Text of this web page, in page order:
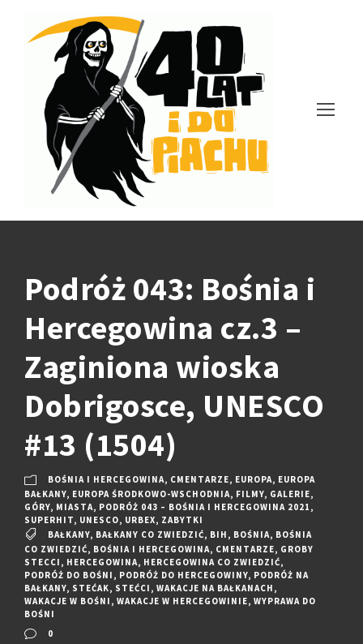
Podróż 043: Bośnia i
Hercegowina cz.3 –
Zaginiona wioska
Dobrigosce, UNESCO
#13 (1504)
BOŚNIA I HERCEGOWINA, CMENTARZE, EUROPA, EUROPA
BAŁKANY, EUROPA ŚRODKOWO-WSCHODNIA, FILMY, GALERIE,
GÓRY, MIASTA, PODRÓŻ 043 – BOŚNIA I HERCEGOWINA 2021 ,
SUPERHIT, UNESCO, URBEX, ZABYTKI
BAŁKANY, BAŁKANY CO ZWIEDZIĆ, BIH , BOŚNIA, BOŚNIA
CO ZWIEDZIĆ, BOŚNIA I HERCEGOWINA, CMENTARZE, GROBY
STECCI , HERCEGOWINA, HERCEGOWINA CO ZWIEDZIĆ,
PODRÓŻ DO BOŚNI , PODRÓŻ DO HERCEGOWINY, PODRÓŻ NA
BAŁKANY, STEĆAK, STEĆCI , WAKACJE NA BAŁKANACH ,
WAKACJE W BOŚNI , WAKACJE W HERCEGOWINIE, WYPRAWA DO
BOŚNI
0